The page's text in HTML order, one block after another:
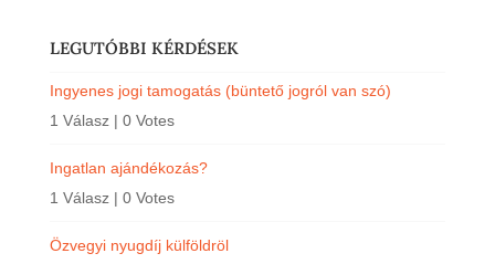
LEGUTÓBBI KÉRDÉSEK
Ingyenes jogi tamogatás (büntető jogról van szó)
1 Válasz | 0 Votes
Ingatlan ajándékozás?
1 Válasz | 0 Votes
Özvegyi nyugdíj külföldröl